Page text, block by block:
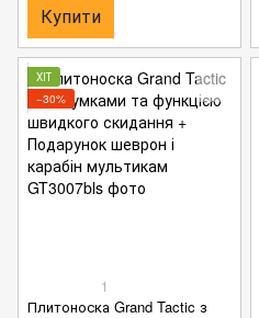
Купити
ХІТ
−30%
1
Плитоноска Grand Tactic з